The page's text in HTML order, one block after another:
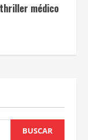
thriller médico